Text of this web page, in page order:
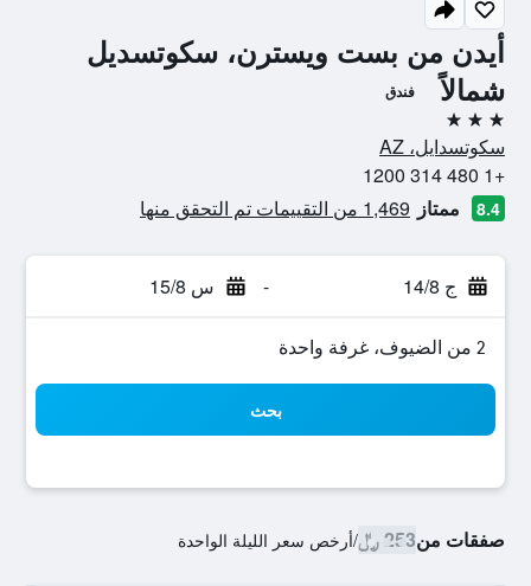
أيدن من بست ويسترن، سكوتسديل
شمالاً
فندق
3 نجوم
سكوتسدايل، AZ
+1 480 314 1200
8.4 ممتاز 1,469 من التقييمات تم التحقق منها
ج 14/8 - س 15/8
2 من الضيوف، غرفة واحدة
بحث
صفقات من253 ﷼ /أرخص سعر الليلة الواحدة